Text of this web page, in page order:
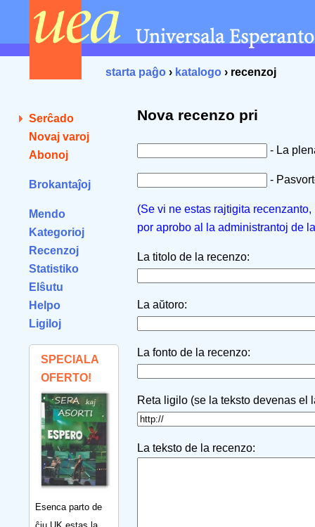
starta paĝo › katalogo › recenzoj
Serĉado
Novaj varoj
Abonoj
Brokantaĵoj
Mendo
Kategorioj
Recenzoj
Statistiko
Elŝutu
Helpo
Ligiloj
SPECIALA
OFERTO!
Esenca parto de
Nova recenzo pri
- La
-
(Se vi ne estas rajtigita
por aprobo al la administrantoj de
La titolo de la recenzo:
La aŭtoro:
La fonto de la recenzo:
Reta ligilo (se la teksto devenas el
La teksto de la recenzo: